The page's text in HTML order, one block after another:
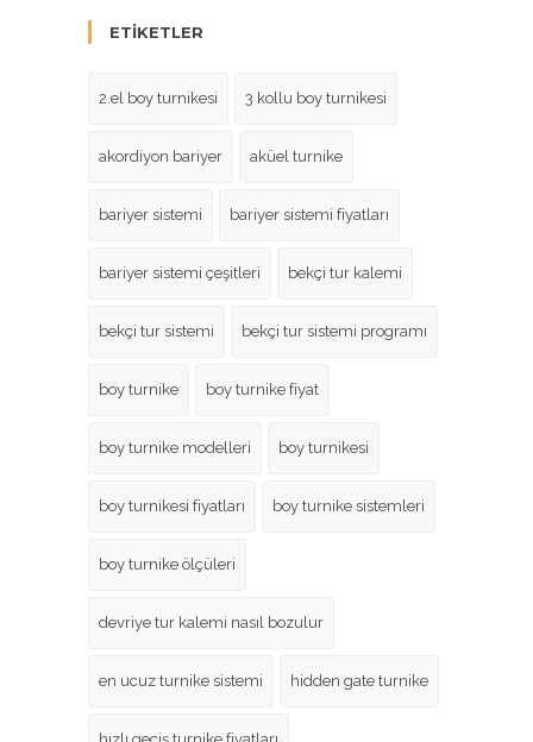
ETIKETLER
2.el boy turnikesi 3 kollu boy turnikesi
akordiyon bariyer aküel turnike
bariyer sistemi bariyer sistemi fiyatları
bariyer sistemi çeşitleri bekçi tur kalemi
bekçi tur sistemi bekçi tur sistemi programı
boy turnike boy turnike fiyat
boy turnike modelleri boy turnikesi
boy turnikesi fiyatları boy turnike sistemleri
boy turnike ölçüleri
devriye tur kalemi nasıl bozulur
en ucuz turnike sistemi hidden gate turnike